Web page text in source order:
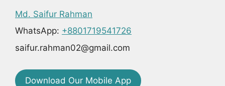
Md. Saifur Rahman
WhatsApp: +8801719541726
saifur.rahman02@gmail.com
Download Our Mobile App